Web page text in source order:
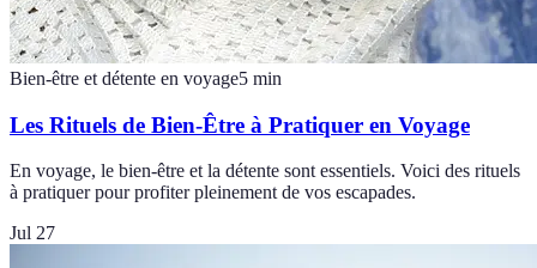
Bien-être et détente en voyage5 min
Les Rituels de Bien-Être à Pratiquer en Voyage
En voyage, le bien-être et la détente sont essentiels. Voici des rituels
à pratiquer pour profiter pleinement de vos escapades.
Jul 27